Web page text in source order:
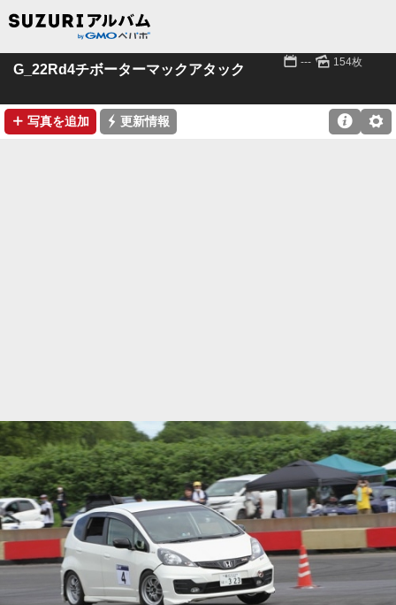
G_22Rd4チボーターマックアタック 📅 --- 🌄 154枚
➕ 写真を追加 ⚡ 更新情報 ⚙
